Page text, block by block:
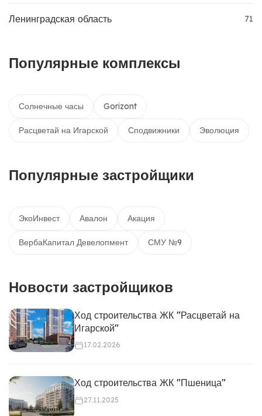
Ленинградская область 71
Популярные комплексы
Солнечные часы Gorizont
Расцветай на Игарской Сподвижники Эволюция
Популярные застройщики
ЭкоИнвест Авалон Акация
ВербаКапитал Девелопмент СМУ №9
Новости застройщиков
Ход строительства ЖК "Расцветай на
Игарской"
17.02.2026
Ход строительства ЖК "Пшеница"
27.11.2025